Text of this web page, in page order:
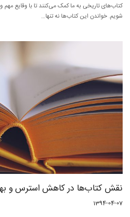
کتاب‌های تاریخی به ما کمک می‌کنند تا با وقایع
شویم. خواندن این کتاب‌ها نه تنها…
نقش کتاب‌ها در کاهش استرس و
1394-04-07